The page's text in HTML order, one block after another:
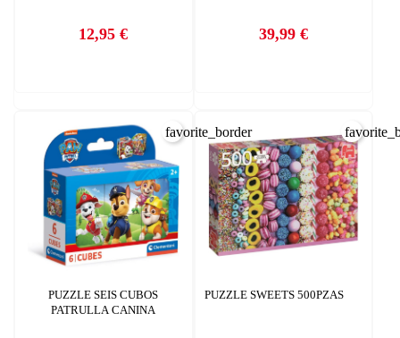
Precio
12,95 € Precio
39,99 €
PUZZLE SEIS CUBOS
PATRULLA CANINA
favorite_border
PUZZLE SWEETS 500PZAS
AÑADIR A LA LISTA DE DESEOS
add_circle_outline
Crear nueva lista
CREAR LISTA DE DESEOS
CANCELAR
CREAR LISTA DE DESEOS
CANCELAR
INICIAR SESIÓN